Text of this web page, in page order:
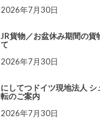
2026年7月30日
JR貨物／お盆休み期間の貨
て
2026年7月30日
にしてつドイツ現地法人
転のご案内
2026年7月30日